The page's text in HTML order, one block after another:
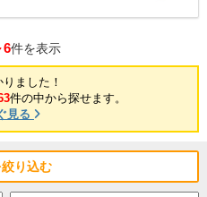
6件を表示
ました！
件の中から探せます。
見る
り込む